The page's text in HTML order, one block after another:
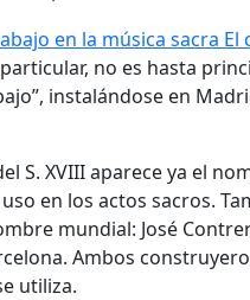
no es hasta
instalándose en
S. XVIII aparece ya el
en los actos sacros.
mundial: José
Ambos
utiliza.